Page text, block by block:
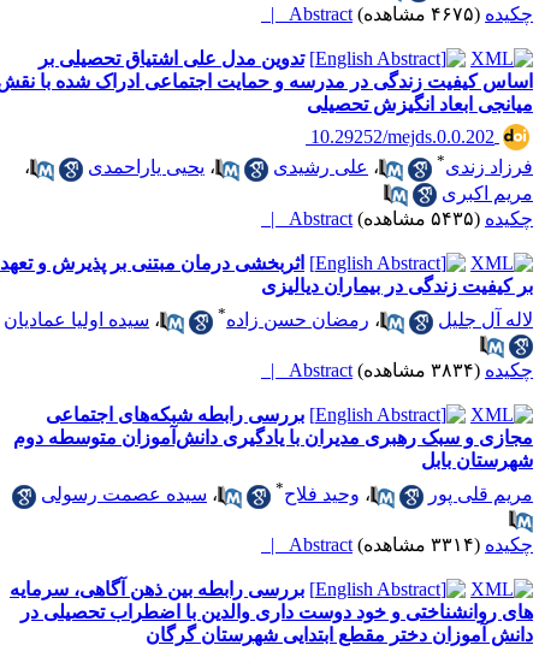
(۴۶۷۵ مشاهده) Abstract |
تدوین مدل علی اشتیاق تحصیلی بر
کیفیت زندگی در مدرسه و حمایت اجتماعی ادراک شده با نقش
ابعاد انگیزش تحصیلی
‎ 10.29252/mejds.0.0.202
زندی
،علی رشیدی ،یحیی یاراحمدی
،
اکبری
(۵۴۳۵ مشاهده) Abstract |
اثربخشی درمان مبتنی بر پذیرش و تعهد
کیفیت زندگی در بیماران دیالیزی
آل جلیل
،رمضان حسن زاده ،سیده اولیا عمادیان
(۳۸۳۴ مشاهده) Abstract |
بررسی رابطه شبکه‌های اجتماعی
و سبک رهبری مدیران با یادگیری دانش‌آموزان متوسطه دوم
بابل
قلی پور
،وحید فلاح ،سیده عصمت رسولی
(۳۳۱۴ مشاهده) Abstract |
بررسی رابطه بین ذهن آگاهی، سرمایه
روانشناختی و خود دوست داری والدین با اضطراب تحصیلی در
آموزان دختر مقطع ابتدایی شهرستان گرگان